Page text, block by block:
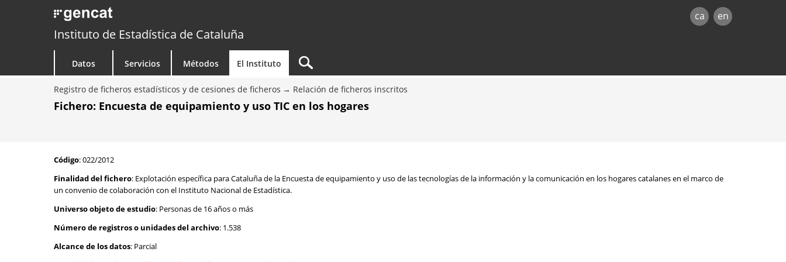
ca en
Instituto de Estadística de Cataluña
Datos Servicios Métodos El Instituto
Registro de ficheros estadísticos y de cesiones de ficheros Relación de ficheros inscritos
Fichero: Encuesta de equipamiento y uso TIC en los hogares
Código: 022/2012
Finalidad del fichero: Explotación específica para Cataluña de la Encuesta de equipamiento y uso de las tecnologías de la información y la comunicación en los hogares catalanes en el marco de
un convenio de colaboración con el Instituto Nacional de Estadística.
Universo objeto de estudio: Personas de 16 años o más
Número de registros o unidades del archivo: 1.538
Alcance de los datos: Parcial